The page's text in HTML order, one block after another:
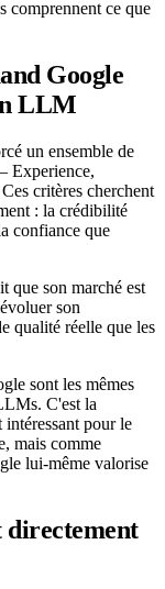
ce que
Google
LLM
un ensemble de
Experience,
critères cherchent
: la crédibilité
confiance que
que son marché est
son
qualité réelle que les
sont les mêmes
C'est la
pour le
mais comme
lui-même valorise
directement